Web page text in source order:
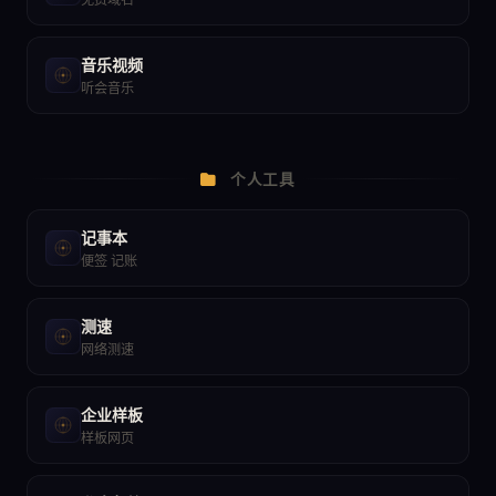
音乐视频
听会音乐
个人工具
记事本
便签 记账
测速
网络测速
企业样板
样板网页